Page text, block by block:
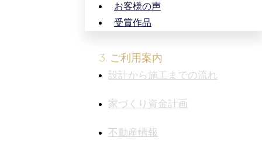
お客様の声
受賞作品
3. ご利用案内
設計から施工までの流れ
家づくり資金計画
不動産情報